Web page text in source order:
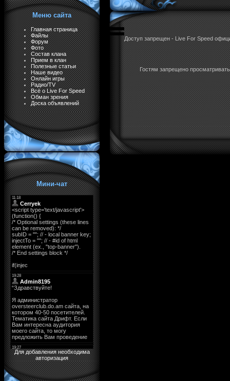
Меню сайта
Главная страница
Файлы
Форум
Фото
Состав клана
Прием в клан
Полезные статьи
Наше видео
Онлайн игры
Радио/TV
Всё о Live For Speed
Обман зрения
Доска объявлений
Мини-чат
Для добавления необходима
авторизация
Доступ запрещен - Live For Speed
Гостям запрещено